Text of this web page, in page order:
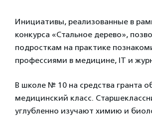
Инициативы, реализованные в
конкурса «Стальное дерево»,
подросткам на практике
профессиями в медицине, IT и
В школе № 10 на средства гранта
медицинский класс.
углубленно изучают химию и